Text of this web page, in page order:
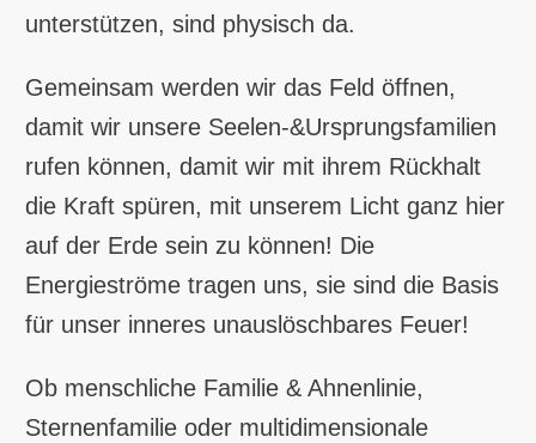
unterstützen, sind physisch da.
Gemeinsam werden wir das Feld öffnen,
damit wir unsere Seelen-&Ursprungsfamilien
rufen können, damit wir mit ihrem Rückhalt
die Kraft spüren, mit unserem Licht ganz hier
auf der Erde sein zu können! Die
Energieströme tragen uns, sie sind die Basis
für unser inneres unauslöschbares Feuer!
Ob menschliche Familie & Ahnenlinie,
Sternenfamilie oder multidimensionale